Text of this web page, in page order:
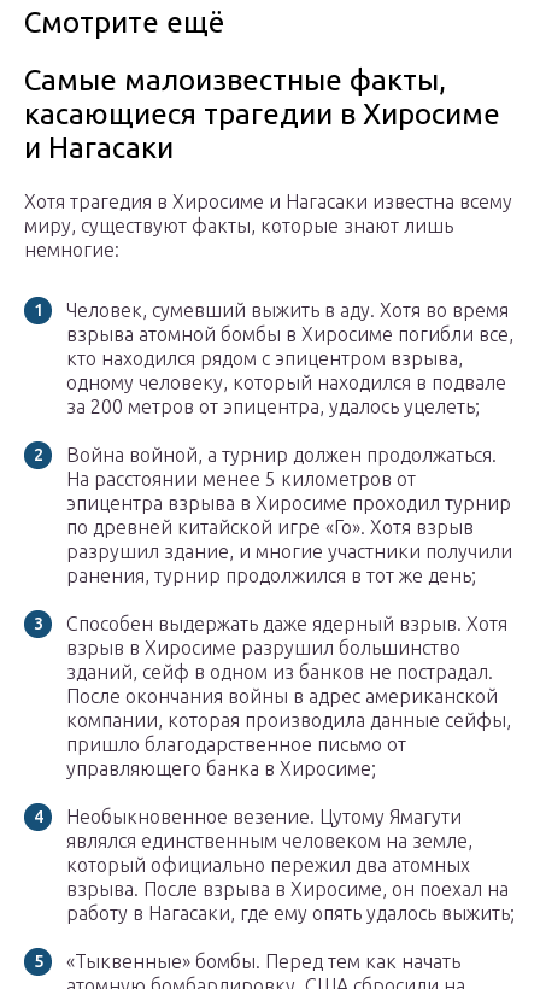
Смотрите ещё
Самые малоизвестные факты,
касающиеся трагедии в Хиросиме
и Нагасаки
Хотя трагедия в Хиросиме и Нагасаки известна всему
миру, существуют факты, которые знают лишь
немногие:
Человек, сумевший выжить в аду. Хотя во время
взрыва атомной бомбы в Хиросиме погибли все,
кто находился рядом с эпицентром взрыва,
одному человеку, который находился в подвале
за 200 метров от эпицентра, удалось уцелеть;
Война войной, а турнир должен продолжаться.
На расстоянии менее 5 километров от
эпицентра взрыва в Хиросиме проходил турнир
по древней китайской игре «Го». Хотя взрыв
разрушил здание, и многие участники получили
ранения, турнир продолжился в тот же день;
Способен выдержать даже ядерный взрыв. Хотя
взрыв в Хиросиме разрушил большинство
зданий, сейф в одном из банков не пострадал.
После окончания войны в адрес американской
компании, которая производила данные сейфы,
пришло благодарственное письмо от
управляющего банка в Хиросиме;
Необыкновенное везение. Цутому Ямагути
являлся единственным человеком на земле,
который официально пережил два атомных
взрыва. После взрыва в Хиросиме, он поехал на
работу в Нагасаки, где ему опять удалось выжить;
«Тыквенные» бомбы. Перед тем как начать